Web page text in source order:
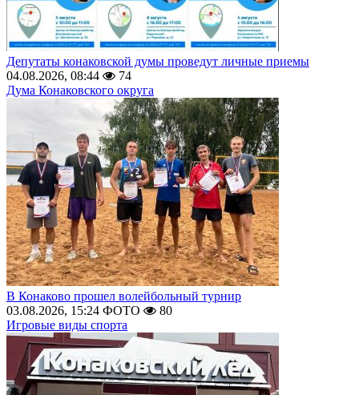
Депутаты конаковской думы проведут личные приемы
04.08.2026, 08:44
74
Дума Конаковского округа
В Конаково прошел волейбольный турнир
03.08.2026, 15:24 ФОТО
80
Игровые виды спорта